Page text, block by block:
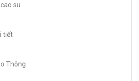
su
tiết
Thông